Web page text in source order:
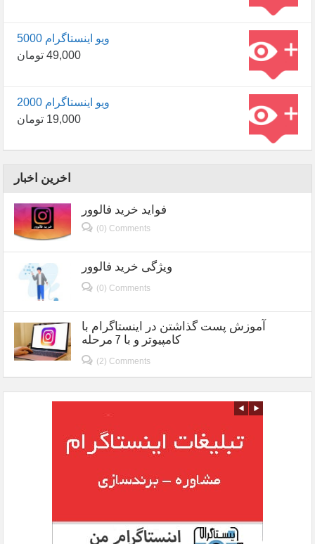
5000 ویو اینستاگرام
49,000 تومان
2000 ویو اینستاگرام
19,000 تومان
اخرین اخبار
فواید خرید فالوور
(0) Comments
ویژگی خرید فالوور
(0) Comments
آموزش پست گذاشتن در اینستاگرام با
کامپیوتر و با 7 مرحله
(2) Comments